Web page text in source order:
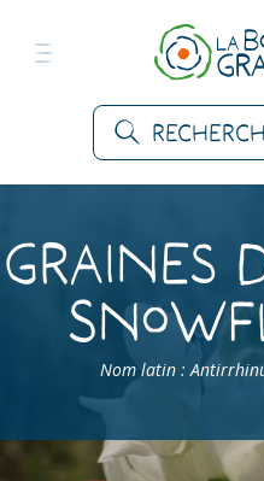
Graines
Nom latin :
> Produits